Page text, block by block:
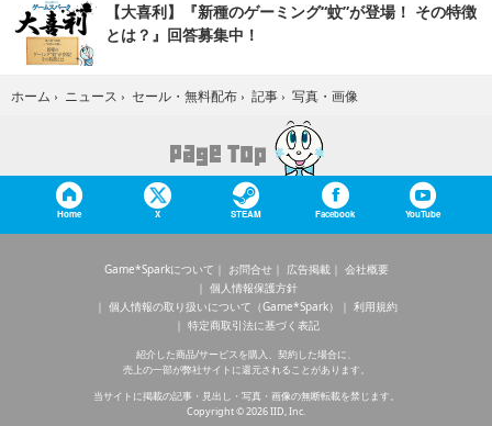
【大喜利】『新種のゲーミング“蚊”が登場！ その特徴
とは？』回答募集中！
ホーム › ニュース › セール・無料配布 › 記事 › 写真・画像
Home X STEAM Facebook YouTube
Game*Sparkについて お問合せ 広告掲載
会社概要
個人情報保護方針
個人情報の取り扱いについて（Game*Spark）
利用規約
特定商取引法に基づく表記
紹介した商品/サービスを購入、契約した場合に、
売上の一部が弊社サイトに還元されることがあります。
当サイトに掲載の記事・見出し・写真・画像の無断転載を禁じます。
Copyright © 2026 IID, Inc.